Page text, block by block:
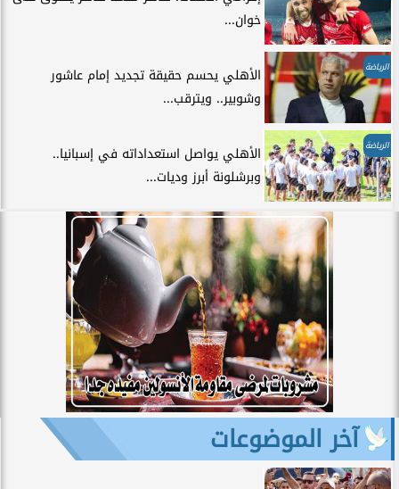
خوان...
الرياضة
الأهلي يحسم حقيقة تجديد إمام عاشور
وشوبير.. ويترقب...
الرياضة
الأهلي يواصل استعداداته في إسبانيا..
وبرشلونة أبرز وديات...
آخر الموضوعات